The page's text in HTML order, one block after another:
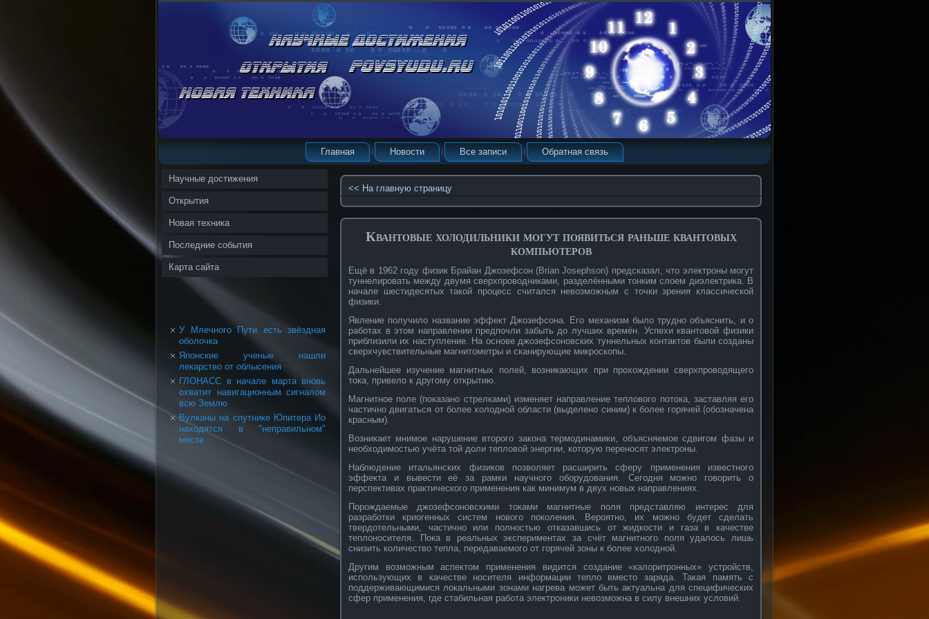
Главная Новости Все записи Обратная связь
Научные достижения
Открытия
Новая техника
Последние события
Карта сайта
У Млечного Пути есть звёздная
оболочка
Японские ученые нашли
лекарство от облысения
ГЛОНАСС в начале марта вновь
охватит навигационным сигналом
всю Землю
Вулканы на спутнике Юпитера Ио
находятся в "неправильном"
месте
<< На главную страницу
Квантовые холодильники могут появиться раньше квантовых
компьютеров
Ещё в 1962 году физик Брайан Джозефсон (Brian Josephson) предсказал, что электроны могут
туннелировать между двумя сверхпроводниками, разделёнными тонким слоем диэлектрика. В
начале шестидесятых такой процесс считался невозможным с точки зрения классической
физики.
Явление получило название эффект Джозефсона. Его механизм было трудно объяснить, и о
работах в этом направлении предпочли забыть до лучших времён. Успехи квантовой физики
приблизили их наступление. На основе джозефсоновских туннельных контактов были созданы
сверхчувствительные магнитометры и сканирующие микроскопы.
Дальнейшее изучение магнитных полей, возникающих при прохождении сверхпроводящего
тока, привело к другому открытию.
Магнитное поле (показано стрелками) изменяет направление теплового потока, заставляя его
частично двигаться от более холодной области (выделено синим) к более горячей (обозначена
красным).
Возникает мнимое нарушение второго закона термодинамики, объясняемое сдвигом фазы и
необходимостью учёта той доли тепловой энергии, которую переносят электроны.
Наблюдение итальянских физиков позволяет расширить сферу применения известного
эффекта и вывести её за рамки научного оборудования. Сегодня можно говорить о
перспективах практического применения как минимум в двух новых направлениях.
Порождаемые джозефсоновскими токами магнитные поля представляю интерес для
разработки криогенных систем нового поколения. Вероятно, их можно будет сделать
твердотельными, частично или полностью отказавшись от жидкости и газа в качестве
теплоносителя. Пока в реальных экспериментах за счёт магнитного поля удалось лишь
снизить количество тепла, передаваемого от горячей зоны к более холодной.
Другим возможным аспектом применения видится создание «калоритронных» устройств,
использующих в качестве носителя информации тепло вместо заряда. Такая память с
поддерживающимися локальными зонами нагрева может быть актуальна для специфических
сфер применения, где стабильная работа электроники невозможна в силу внешних условий.